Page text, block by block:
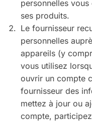
personnelles
ses produits.
Le fournisseur
personnelles
appareils (y
vous utilisez
ouvrir un compte
fournisseur des
mettez à jour ou
compte,